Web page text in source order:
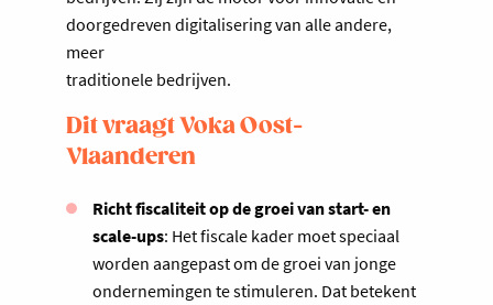
doorgedreven digitalisering van alle andere,
meer
traditionele bedrijven.
Dit vraagt Voka Oost-
Vlaanderen
Richt fiscaliteit op de groei van start- en
scale-ups: Het fiscale kader moet speciaal
worden aangepast om de groei van jonge
ondernemingen te stimuleren. Dat betekent